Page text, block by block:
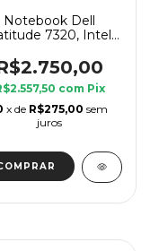
Notebook Dell
7320, Intel
GB Ram, SSD 240
GB
com Pix
x de R$275,00 sem
juros